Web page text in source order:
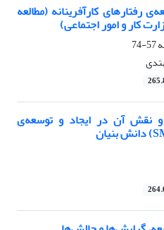
رفتارهای کارآفرینانه (مطالعه
کار و امور اجتماعی)
57-74
و نقش آن در ایجاد و توسعه‌ی